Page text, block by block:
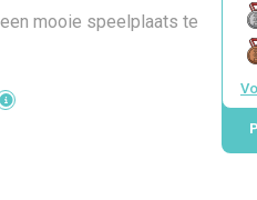
mooie speelplaats te